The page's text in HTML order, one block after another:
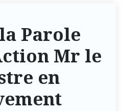
Parole
Mr le
en